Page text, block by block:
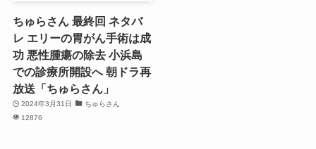
ちゅらさん 最終回 ネタバ
レ エリーの胃がん手術は成
功 悪性腫瘍の除去 小浜島
での診療所開設へ 朝ドラ再
放送「ちゅらさん」
2024年3月31日
ちゅらさん
12876